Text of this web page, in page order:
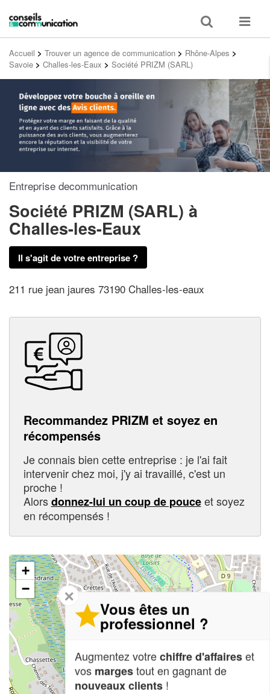
Toggle
search
Toggle
Accueil > Trouver un agence de communication > Rhône-Alpes >
Savoie > Challes-les-Eaux > Société PRIZM (SARL)
Entreprise decommunication
Société PRIZM (SARL) à
Challes-les-Eaux
Il s'agit de votre entreprise ?
211 rue jean jaures 73190 Challes-les-eaux
Recommandez PRIZM et soyez en
récompensés
Je connais bien cette entreprise : je l'ai fait
intervenir chez moi, j'y ai travaillé, c'est un
proche !
Alorsdonnez-lui un coup de pouceet soyez
en récompensés !
+
−
✕
Vous êtes un
professionnel ?
Augmentez votrechiffre d'affaireset
vos margestout en gagnant de
nouveaux clients !